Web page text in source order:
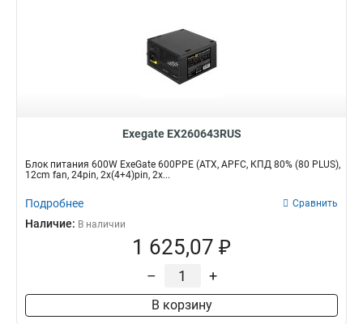
Exegate EX260643RUS
Блок питания 600W ExeGate 600PPE (ATX, APFC, КПД 80% (80 PLUS),
12cm fan, 24pin, 2x(4+4)pin, 2x...
Подробнее Сравнить
Наличие: В наличии
1 625,07 ₽
– +
В корзину